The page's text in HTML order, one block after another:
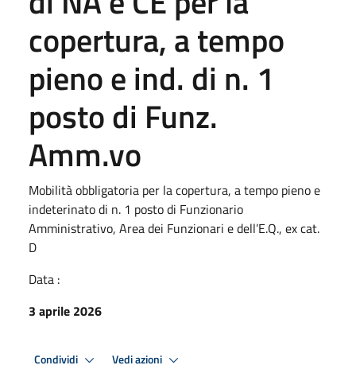
copertura, a tempo
pieno e ind. di n. 1
posto di Funz.
Amm.vo
Mobilità obbligatoria per la copertura, a tempo pieno e
indeterinato di n. 1 posto di Funzionario
Amministrativo, Area dei Funzionari e dell’E.Q., ex cat.
D
Data :
3 aprile 2026
Condividi Vedi azioni